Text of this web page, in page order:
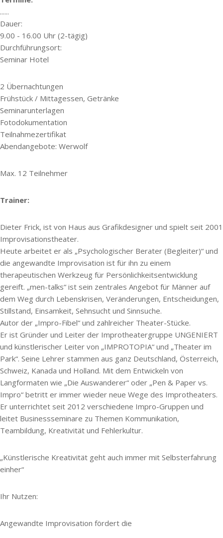
......
Dauer:
9.00 - 16.00 Uhr (2-tägig)
Durchführungsort:
Seminar Hotel
2 Übernachtungen
Frühstück / Mittagessen, Getränke
Seminarunterlagen
Fotodokumentation
Teilnahmezertifikat
Abendangebote: Werwolf
Max. 12 Teilnehmer
Trainer:
Dieter Frick, ist von Haus aus Grafikdesigner und spielt seit 2001
Improvisationstheater.
Heute arbeitet er als „Psychologischer Berater (Begleiter)“ und
die angewandte Improvisation ist für ihn zu einem
therapeutischen Werkzeug für Persönlichkeitsentwicklung
gereift. „men-talks“ ist sein zentrales Angebot für Männer auf
dem Weg durch Lebenskrisen, Veränderungen, Entscheidungen,
Stillstand, Einsamkeit, Sehnsucht und Sinnsuche.
Autor der „Impro-Fibel“ und zahlreicher Theater-Stücke.
Er ist Gründer und Leiter der Improtheatergruppe UNGENIERT
und künstlerischer Leiter von „IMPROTOPIA“ und „Theater im
Park“. Seine Lehrer stammen aus ganz Deutschland, Österreich,
Schweiz, Kanada und Holland. Mit dem Entwickeln von
Langformaten wie „Die Auswanderer“ oder „Pen & Paper vs.
Impro“ betritt er immer wieder neue Wege des Improtheaters.
Er unterrichtet seit 2012 verschiedene Impro-Gruppen und
leitet Businessseminare zu Themen Kommunikation,
Teambildung, Kreativität und Fehlerkultur.
„Künstlerische Kreativität geht auch immer mit Selbsterfahrung
einher“
Ihr Nutzen:
Angewandte Improvisation fördert die